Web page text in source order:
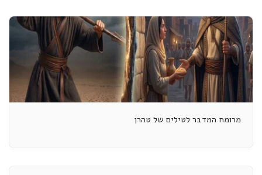
מרומח המדבר לטילים של טהרן